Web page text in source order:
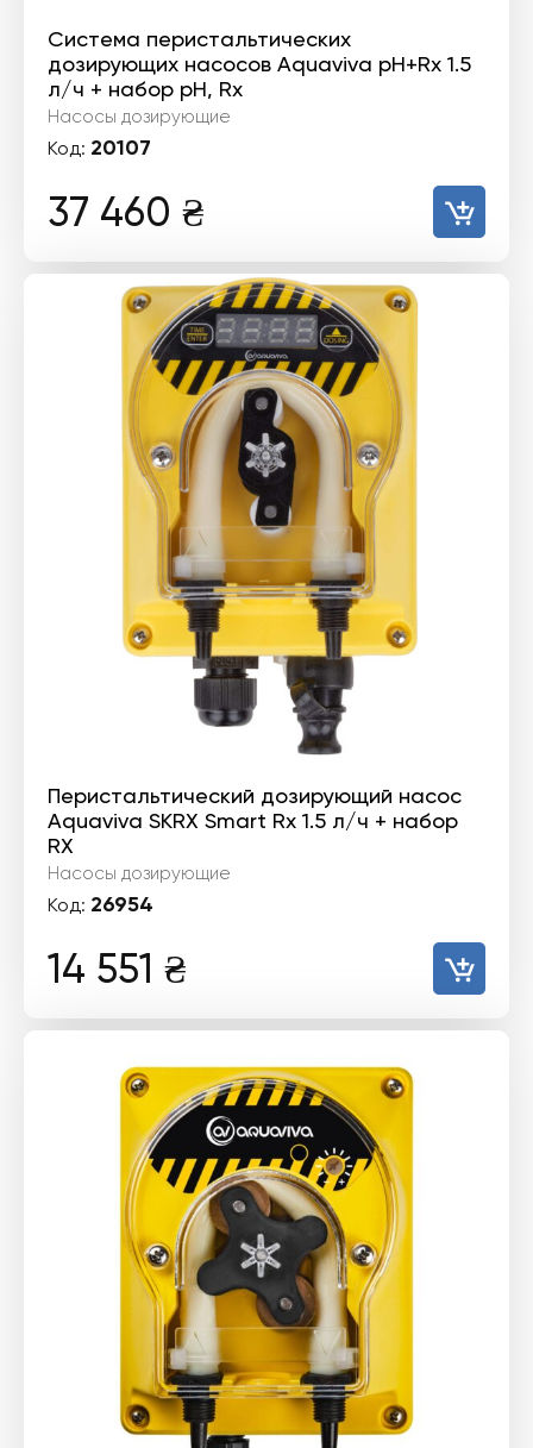
Система перистальтических
дозирующих насосов Aquaviva pH+Rx 1.5
л/ч + набор pH, Rx
Насосы дозирующие
Код: 20107
37 460 ₴
Перистальтический дозирующий насос
Aquaviva SKRX Smart Rx 1.5 л/ч + набор
RX
Насосы дозирующие
Код: 26954
14 551 ₴